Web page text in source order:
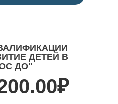
ДЕТЕЙ В
ДО"